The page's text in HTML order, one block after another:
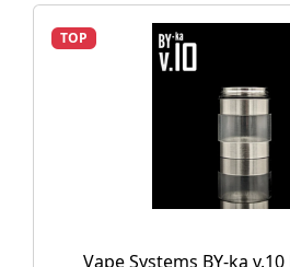
TOP
Vape Systems BY-ka